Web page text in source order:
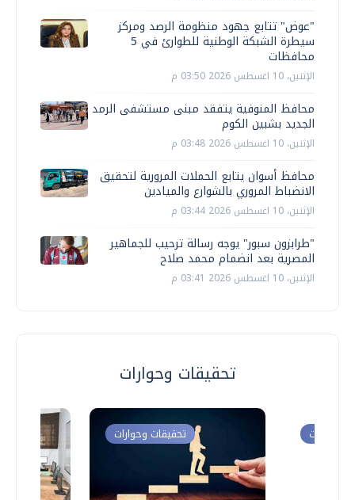
"عوض" تتابع جهود منظومة الرصد ومركز
سيطرة الشبكة الوطنية للطوارئ في 5
محافظات
الإثنين، 10 اغسطس 2026 03:50 م
محافظ المنوفية يتفقد مبنى مستشفى الرمد
الجديد بشبين الكوم
الإثنين، 10 اغسطس 2026 03:48 م
محافظ أسوان يتابع الحملات المرورية لتحقيق
الانضباط المروري بالشوارع والميادين
الإثنين، 10 اغسطس 2026 03:44 م
"طرابزون سبور" يوجه رسالة ترحيب للجماهير
المصرية بعد انضمام محمد صلاح
الإثنين، 10 اغسطس 2026 03:41 م
تحقيقات وحوارات
تحقيقات وحوارات وحوارات